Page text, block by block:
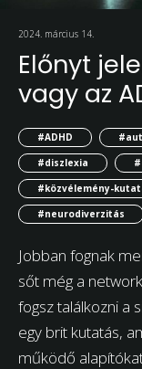
2024. március 14.
Előnyt
vagy az
#ADHD
#diszlexia
#közvélemény-
#neurodiverzitás
Jobban fognak
sőt még a
fogsz találkozni a
egy brit kutatás,
működő